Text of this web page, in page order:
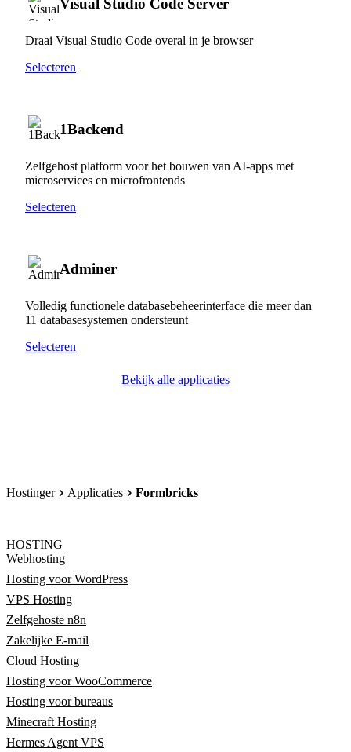
Draai Visual Studio Code overal in je browser
Selecteren
1Backend
Zelfgehost platform voor het bouwen van AI-apps met
microservices en microfrontends
Selecteren
Adminer
Volledig functionele databasebeheerinterface die meer dan
11 databasesystemen ondersteunt
Selecteren
Bekijk alle applicaties
Hostinger Applicaties Formbricks
HOSTING
Webhosting
Hosting voor WordPress
VPS Hosting
Zelfgehoste n8n
Zakelijke E-mail
Cloud Hosting
Hosting voor WooCommerce
Hosting voor bureaus
Minecraft Hosting
Hermes Agent VPS